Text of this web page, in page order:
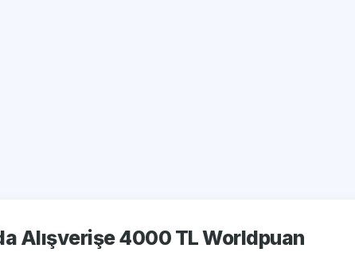
Alışverişe 4000 TL Worldpuan